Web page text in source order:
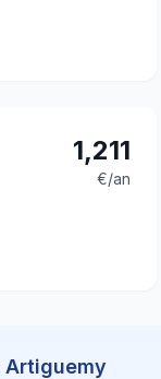
1,211
€/an
Artiguemy